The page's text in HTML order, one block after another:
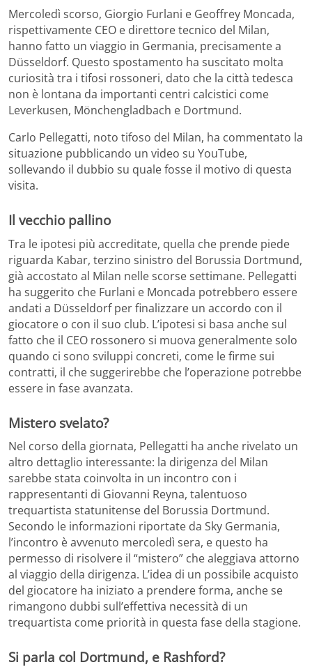
Mercoledì scorso, Giorgio Furlani e Geoffrey Moncada,
rispettivamente CEO e direttore tecnico del Milan,
hanno fatto un viaggio in Germania, precisamente a
Düsseldorf. Questo spostamento ha suscitato molta
curiosità tra i tifosi rossoneri, dato che la città tedesca
non è lontana da importanti centri calcistici come
Leverkusen, Mönchengladbach e Dortmund.
Carlo Pellegatti, noto tifoso del Milan, ha commentato la
situazione pubblicando un video su YouTube,
sollevando il dubbio su quale fosse il motivo di questa
visita.
Il vecchio pallino
Tra le ipotesi più accreditate, quella che prende piede
riguarda Kabar, terzino sinistro del Borussia Dortmund,
già accostato al Milan nelle scorse settimane. Pellegatti
ha suggerito che Furlani e Moncada potrebbero essere
andati a Düsseldorf per finalizzare un accordo con il
giocatore o con il suo club. L’ipotesi si basa anche sul
fatto che il CEO rossonero si muova generalmente solo
quando ci sono sviluppi concreti, come le firme sui
contratti, il che suggerirebbe che l’operazione potrebbe
essere in fase avanzata.
Mistero svelato?
Nel corso della giornata, Pellegatti ha anche rivelato un
altro dettaglio interessante: la dirigenza del Milan
sarebbe stata coinvolta in un incontro con i
rappresentanti di Giovanni Reyna, talentuoso
trequartista statunitense del Borussia Dortmund.
Secondo le informazioni riportate da Sky Germania,
l’incontro è avvenuto mercoledì sera, e questo ha
permesso di risolvere il “mistero” che aleggiava attorno
al viaggio della dirigenza. L’idea di un possibile acquisto
del giocatore ha iniziato a prendere forma, anche se
rimangono dubbi sull’effettiva necessità di un
trequartista come priorità in questa fase della stagione.
Si parla col Dortmund, e Rashford?